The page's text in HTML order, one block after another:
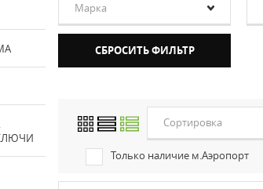
Марка
Сортировка
Только наличие м.Аэропорт